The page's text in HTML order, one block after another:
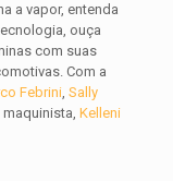
a vapor, entenda
ouça
com suas
Com a
Febrini, Sally
maquinista,Kelleni